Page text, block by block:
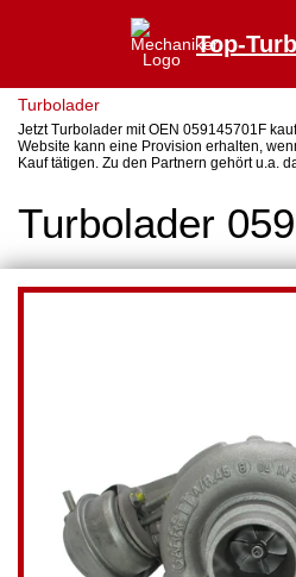
Top-
Turbolader
Jetzt Turbolader mit OEN 059145701F
Website kann eine Provision erhalten,
Kauf tätigen. Zu den Partnern gehört u.a.
Turbolader